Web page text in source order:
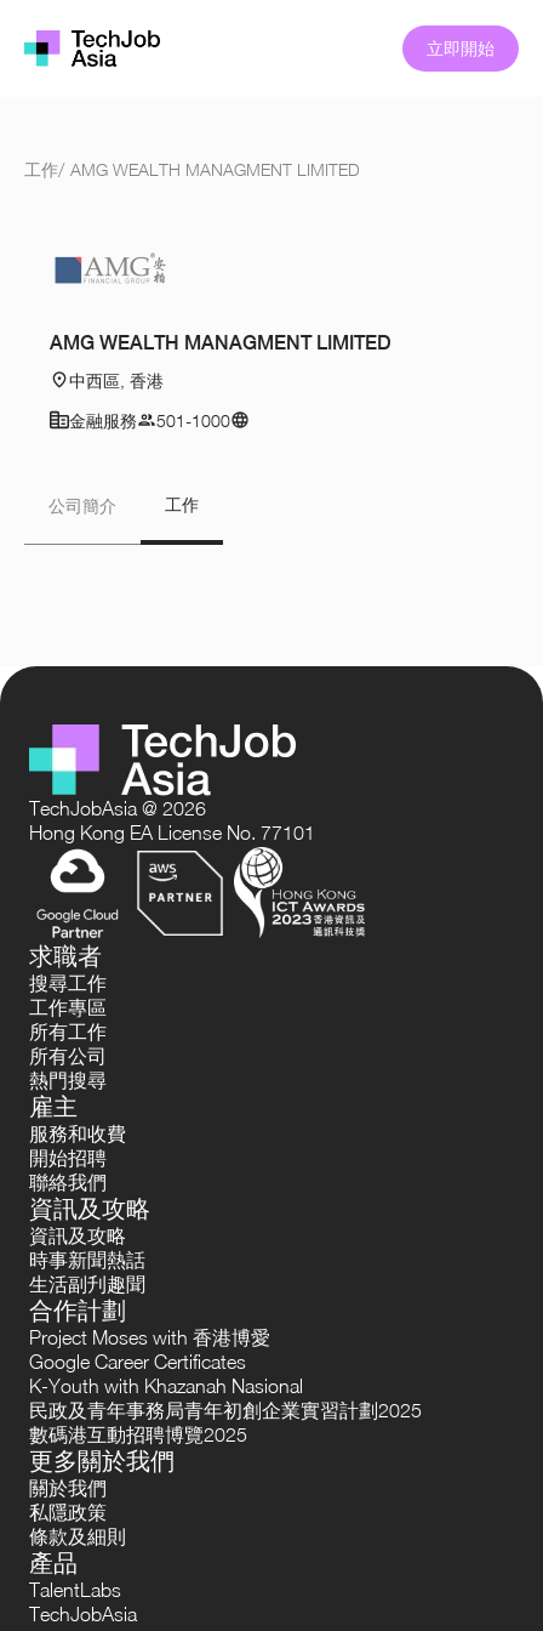
立即開始
工作/ AMG WEALTH MANAGMENT LIMITED
AMG WEALTH MANAGMENT LIMITED
中西區, 香港
金融服務
501-1000
公司簡介 工作
TechJobAsia @ 2026
Hong Kong EA License No. 77101
求職者
搜尋工作
工作專區
所有工作
所有公司
熱門搜尋
雇主
服務和收費
開始招聘
聯絡我們
資訊及攻略
資訊及攻略
時事新聞熱話
生活副刋趣聞
合作計劃
Project Moses with 香港博愛
Google Career Certificates
K-Youth with Khazanah Nasional
民政及青年事務局青年初創企業實習計劃2025
數碼港互動招聘博覽2025
更多關於我們
關於我們
私隱政策
條款及細則
產品
TalentLabs
TechJobAsia